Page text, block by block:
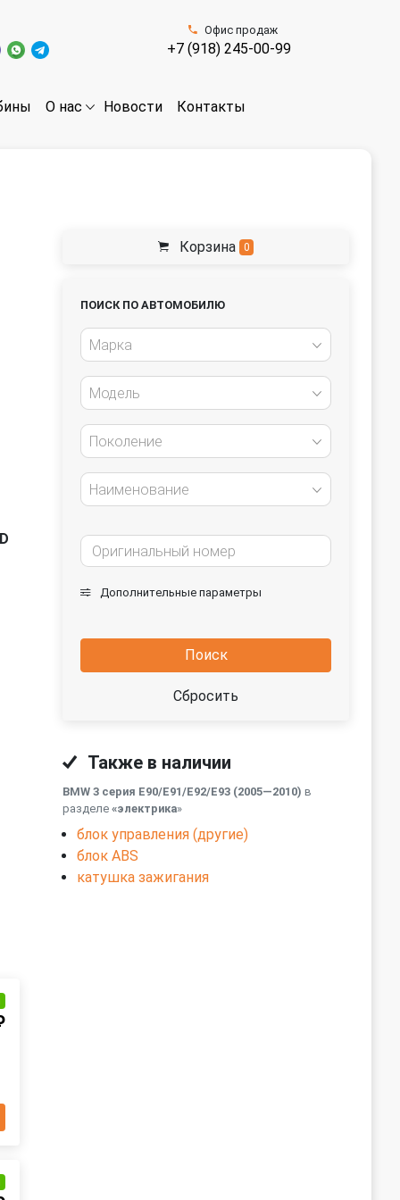
Офис продаж
+7 (918) 245-00-99
О нас Новости Контакты
Корзина 0
ПОИСК ПО АВТОМОБИЛЮ
Марка
Модель
Поколение
Наименование
Дополнительные параметры
Поиск
Сбросить
Также в наличии
BMW 3 серия E90/E91/E92/E93 (2005—2010) в
разделе «электрика»
блок управления (другие)
блок ABS
катушка зажигания